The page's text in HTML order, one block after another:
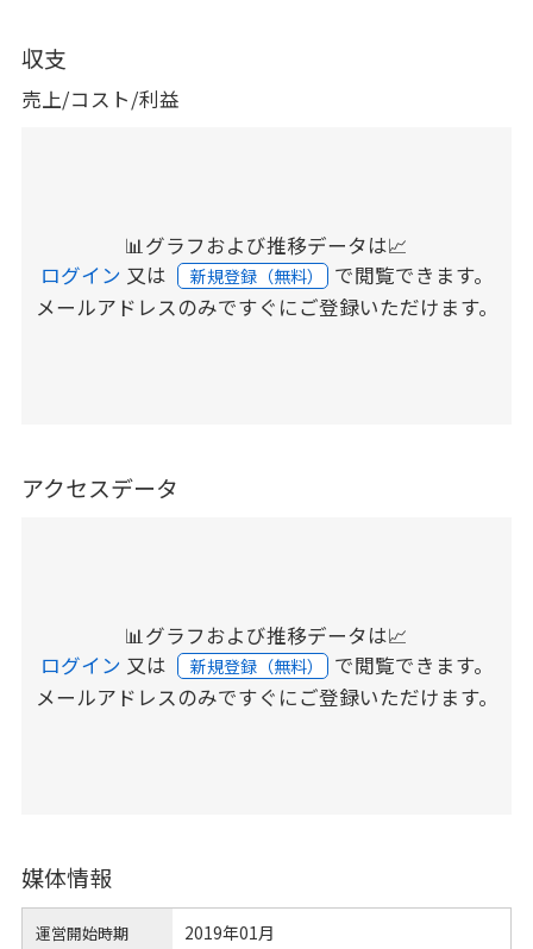
収支
売上/コスト/利益
📊グラフおよび推移データは📈
ログイン 又は 新規登録（無料） で閲覧できます。
メールアドレスのみですぐにご登録いただけます。
アクセスデータ
📊グラフおよび推移データは📈
ログイン 又は 新規登録（無料） で閲覧できます。
メールアドレスのみですぐにご登録いただけます。
媒体情報
運営開始時期 2019年01月